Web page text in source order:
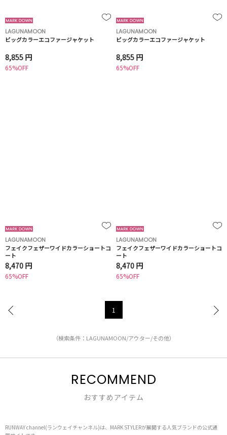
LAGUNAMOON
ビッグカラーエコファージャケット
8,855 円
65%OFF
LAGUNAMOON
ビッグカラーエコファージャケット
8,855 円
65%OFF
LAGUNAMOON
フェイクフェザーワイドカラーショートコ
ート
8,470 円
65%OFF
LAGUNAMOON
フェイクフェザーワイドカラーショートコ
ート
8,470 円
65%OFF
1
（検索条件：LAGUNAMOON/アウター/その他）
RECOMMEND
おすすめアイテム
RUNWAY channel(ランウェイチャンネル)は、MARK STYLERが展開する人気ブランドの公式通